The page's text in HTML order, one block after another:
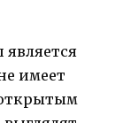
имеет